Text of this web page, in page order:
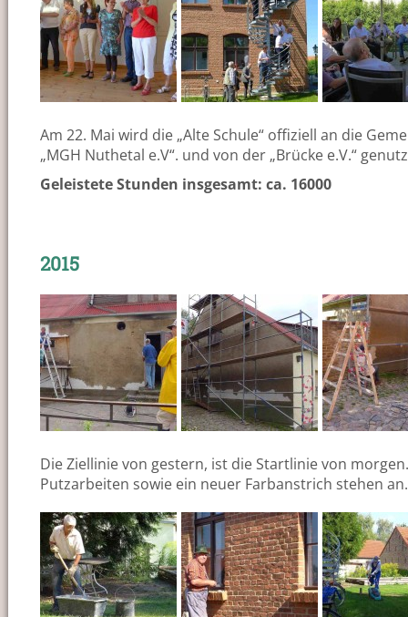
Am 22. Mai wird die „Alte Schule“ offiziell an die
„MGH Nuthetal e.V“. und von der „Brücke e.V.“
Geleistete Stunden insgesamt: ca. 16000
2015
Die Ziellinie von gestern, ist die Startlinie von
Putzarbeiten sowie ein neuer Farbanstrich stehen an.